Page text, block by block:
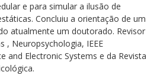
e para simular a ilusão de
Concluiu a orientação de um
atualmente um doutorado. Revisor
, Neuropsychologia, IEEE
and Electronic Systems e da Revista